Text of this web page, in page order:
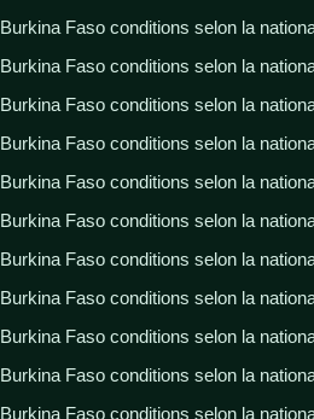
Burkina Faso conditions selon la
Burkina Faso conditions selon la
Burkina Faso conditions selon la
Burkina Faso conditions selon la
Burkina Faso conditions selon la
Burkina Faso conditions selon la
Burkina Faso conditions selon la
Burkina Faso conditions selon la
Burkina Faso conditions selon la
Burkina Faso conditions selon la
Burkina Faso conditions selon la